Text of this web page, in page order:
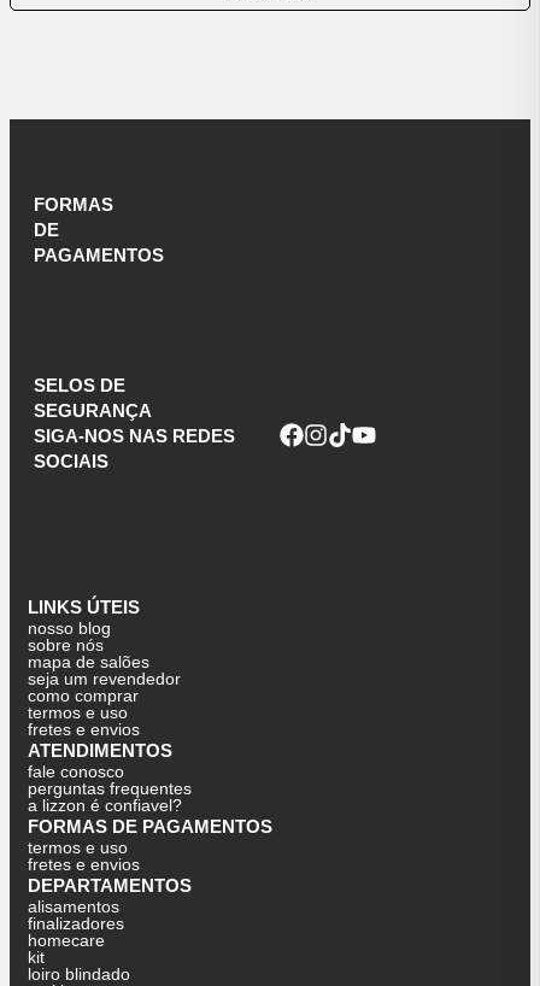
FORMAS
DE
PAGAMENTOS
SELOS DE
SEGURANÇA
SIGA-NOS NAS REDES
SOCIAIS
LINKS ÚTEIS
nosso blog
sobre nós
mapa de salões
seja um revendedor
como comprar
termos e uso
fretes e envios
ATENDIMENTOS
fale conosco
perguntas frequentes
a lizzon é confiavel?
FORMAS DE PAGAMENTOS
termos e uso
fretes e envios
DEPARTAMENTOS
alisamentos
finalizadores
homecare
kit
loiro blindado